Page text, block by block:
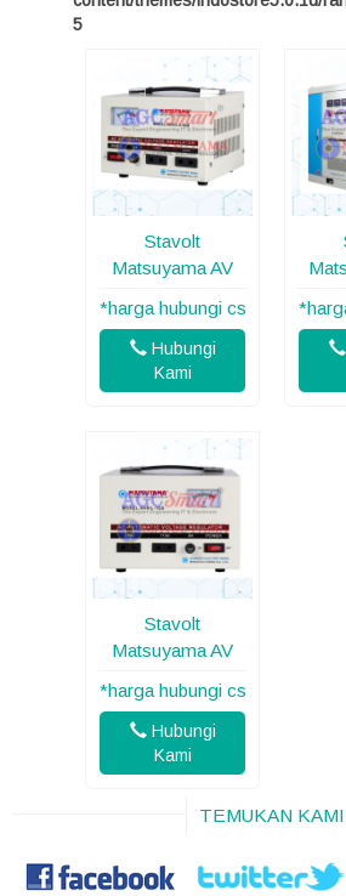
5
Stavolt
Matsuyama AV
*harga hubungi cs
Hubungi
Kami
Stavolt
Matsuyama AV
*harga hubungi cs
Hubungi
Kami
TEMUKAN KAMI